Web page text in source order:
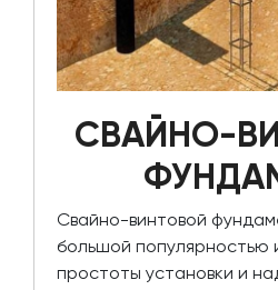
СВАЙНО-
Свайно-винтовой
большой популярностью
простоты установки и